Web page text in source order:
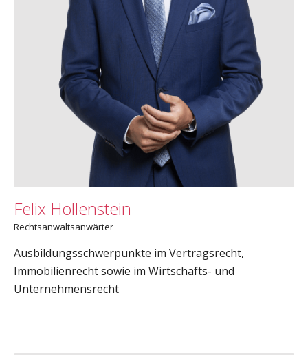
Felix Hollenstein
Rechtsanwaltsanwärter
Ausbildungsschwerpunkte im Vertragsrecht,
Immobilienrecht sowie im Wirtschafts- und
Unternehmensrecht